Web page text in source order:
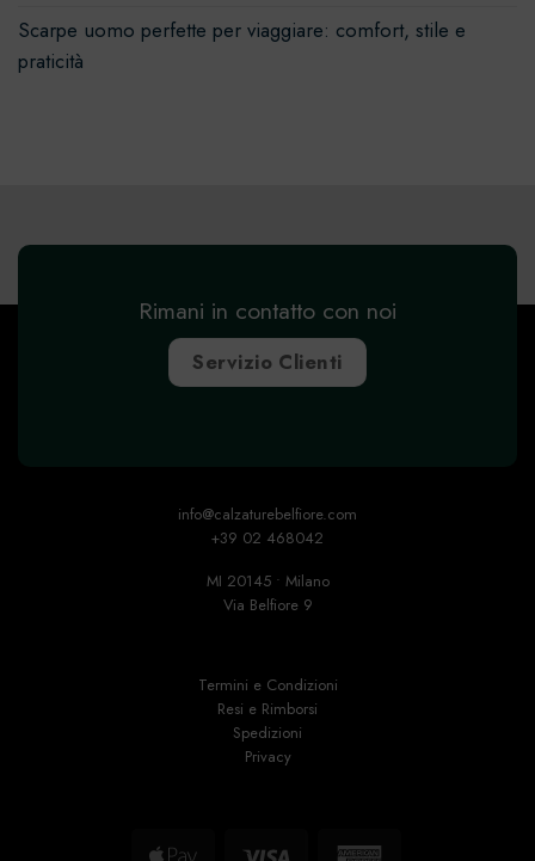
Scarpe uomo perfette per viaggiare: comfort, stile e
praticità
Rimani in contatto con noi
Servizio Clienti
info@calzaturebelfiore.com
+39 02 468042
MI 20145 • Milano
Via Belfiore 9
Termini e Condizioni
Resi e Rimborsi
Spedizioni
Privacy